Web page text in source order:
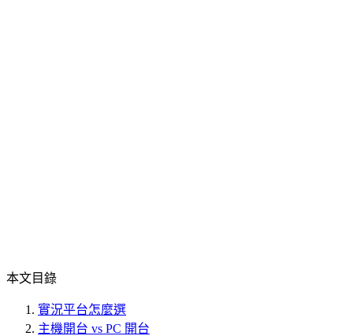
本文目錄
實況平台怎麼選
主機開台 vs PC 開台